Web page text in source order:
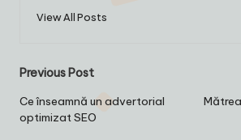
View All Posts
Post
navigation
Previous Post
Ce înseamnă un advertorial
optimizat SEO